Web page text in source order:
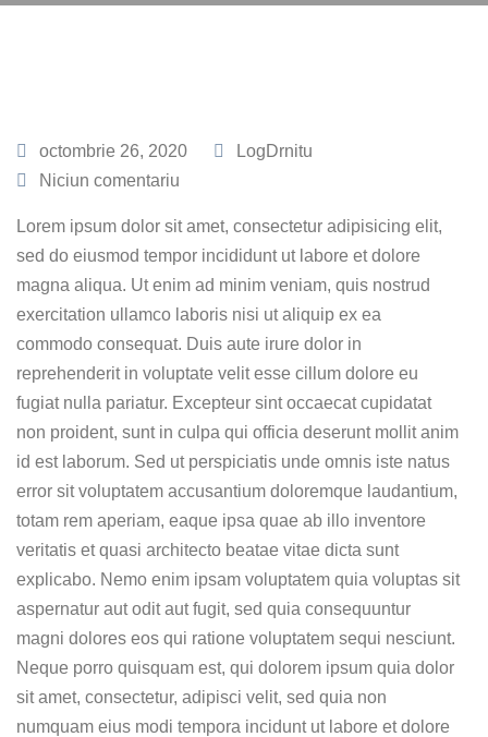
octombrie 26, 2020
LogDrnitu
Niciun comentariu
Lorem ipsum dolor sit amet, consectetur adipisicing elit,
sed do eiusmod tempor incididunt ut labore et dolore
magna aliqua. Ut enim ad minim veniam, quis nostrud
exercitation ullamco laboris nisi ut aliquip ex ea
commodo consequat. Duis aute irure dolor in
reprehenderit in voluptate velit esse cillum dolore eu
fugiat nulla pariatur. Excepteur sint occaecat cupidatat
non proident, sunt in culpa qui officia deserunt mollit anim
id est laborum. Sed ut perspiciatis unde omnis iste natus
error sit voluptatem accusantium doloremque laudantium,
totam rem aperiam, eaque ipsa quae ab illo inventore
veritatis et quasi architecto beatae vitae dicta sunt
explicabo. Nemo enim ipsam voluptatem quia voluptas sit
aspernatur aut odit aut fugit, sed quia consequuntur
magni dolores eos qui ratione voluptatem sequi nesciunt.
Neque porro quisquam est, qui dolorem ipsum quia dolor
sit amet, consectetur, adipisci velit, sed quia non
numquam eius modi tempora incidunt ut labore et dolore